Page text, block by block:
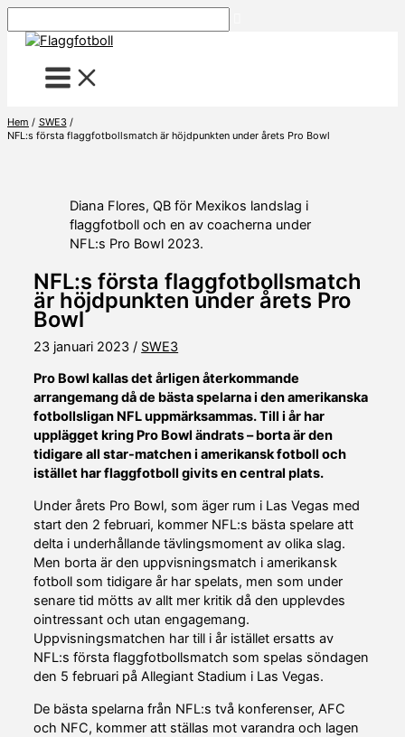
till
Hem
SWE3
NFL:s första flaggfotbollsmatch är höjdpunkten under årets Pro Bowl
Diana Flores, QB för Mexikos landslag i
flaggfotboll och en av coacherna under
NFL:s Pro Bowl 2023.
NFL:s första flaggfotbollsmatch
är höjdpunkten under årets Pro
Bowl
23 januari 2023/ SWE3
Pro Bowl kallas det årligen återkommande
arrangemang då de bästa spelarna i den amerikanska
fotbollsligan NFL uppmärksammas. Till i år har
upplägget kring Pro Bowl ändrats – borta är den
tidigare all star-matchen i amerikansk fotboll och
istället har flaggfotboll givits en central plats.
Under årets Pro Bowl, som äger rum i Las Vegas med
start den 2 februari, kommer NFL:s bästa spelare att
delta i underhållande tävlingsmoment av olika slag.
Men borta är den uppvisningsmatch i amerikansk
fotboll som tidigare år har spelats, men som under
senare tid mötts av allt mer kritik då den upplevdes
ointressant och utan engagemang.
Uppvisningsmatchen har till i år istället ersatts av
NFL:s första flaggfotbollsmatch som spelas söndagen
den 5 februari på Allegiant Stadium i Las Vegas.
De bästa spelarna från NFL:s två konferenser, AFC
och NFC, kommer att ställas mot varandra och lagen